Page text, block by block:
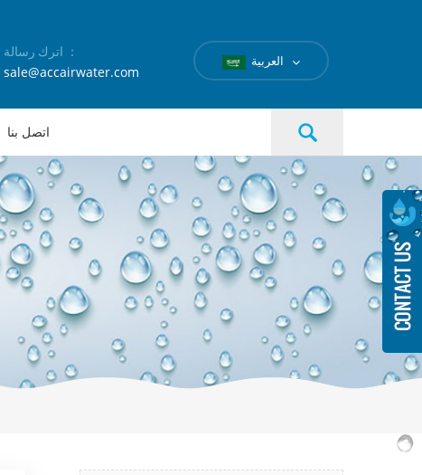
اترك رسالة ：
sale@accairwater.com
اتصل بنا